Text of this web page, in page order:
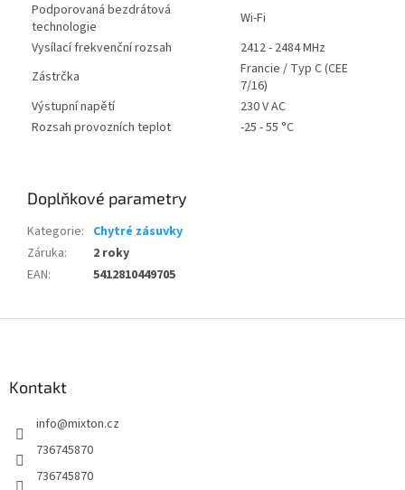
Podporovaná bezdrátová
technologie
Wi-Fi
Vysílací frekvenční rozsah
2412 - 2484 MHz
Zástrčka
Francie / Typ C (CEE
7/16)
Výstupní napětí
230 V AC
Rozsah provozních teplot
-25 - 55 °C
Doplňkové parametry
Kategorie: Chytré zásuvky
Záruka:
2 roky
EAN: 5412810449705
Kontakt
info@mixton.cz
736745870
736745870